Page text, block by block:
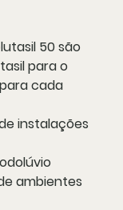
50 são
para o
cada
instalações
ambientes